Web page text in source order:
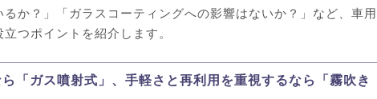
るか？」「ガラスコーティングへの影響はないか？」など、車用
つポイントを紹介します。
「ガス噴射式」、手軽さと再利用を重視するなら「霧吹き